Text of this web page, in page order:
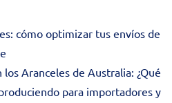
cómo optimizar tus envíos de
los Aranceles de Australia: ¿Qué
para importadores y